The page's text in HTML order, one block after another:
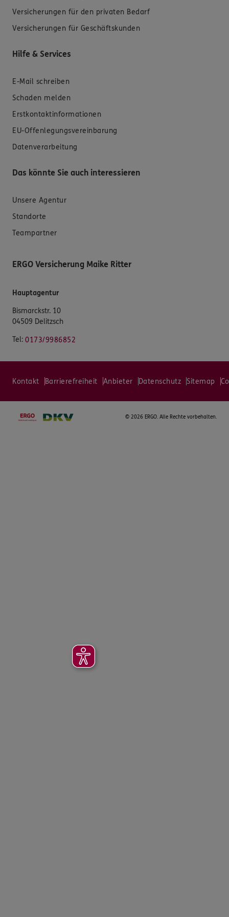
Versicherungen für den privaten Bedarf
Versicherungen für Geschäftskunden
Hilfe & Services
E-Mail schreiben
Schaden melden
Erstkontaktinformationen
EU-Offenlegungsvereinbarung
Datenverarbeitung
Das könnte Sie auch interessieren
Unsere Agentur
Standorte
Teampartner
ERGO Versicherung Maike Ritter
Hauptagentur
Bismarckstr. 10
04509 Delitzsch
Tel: 0173/9986852
Kontakt Barrierefreiheit Anbieter Datenschutz Sitemap
© 2026 ERGO. Alle Rechte vorbehalten.